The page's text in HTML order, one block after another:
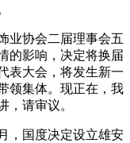
协会二届理事会五
的影响，决定将换届
表大会，将发生新一
领集体。现正在，我
，请审议。
国度决定设立雄安